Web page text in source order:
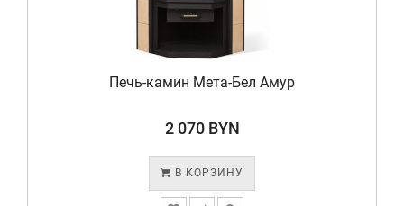
Печь-камин Мета-Бел Амур
2 070 BYN
В КОРЗИНУ